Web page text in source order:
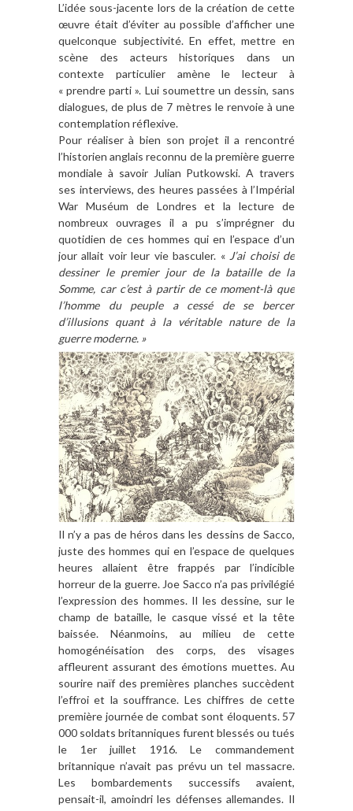
L’idée sous-jacente lors de la création de cette
œuvre était d’éviter au possible d’afficher une
quelconque subjectivité. En effet, mettre en
scène des acteurs historiques dans un
contexte particulier amène le lecteur à
« prendre parti ». Lui soumettre un dessin, sans
dialogues, de plus de 7 mètres le renvoie à une
contemplation réflexive.
Pour réaliser à bien son projet il a rencontré
l’historien anglais reconnu de la première guerre
mondiale à savoir Julian Putkowski. A travers
ses interviews, des heures passées à l’Impérial
War Muséum de Londres et la lecture de
nombreux ouvrages il a pu s’imprégner du
quotidien de ces hommes qui en l’espace d’un
jour allait voir leur vie basculer. «J’ai choisi de
dessiner le premier jour de la bataille de la
Somme, car c’est à partir de ce moment-là que
l’homme du peuple a cessé de se bercer
d’illusions quant à la véritable nature de la
guerre moderne. »
Il n’y a pas de héros dans les dessins de Sacco,
juste des hommes qui en l’espace de quelques
heures allaient être frappés par l’indicible
horreur de la guerre. Joe Sacco n’a pas privilégié
l’expression des hommes. Il les dessine, sur le
champ de bataille, le casque vissé et la tête
baissée. Néanmoins, au milieu de cette
homogénéisation des corps, des visages
affleurent assurant des émotions muettes. Au
sourire naïf des premières planches succèdent
l’effroi et la souffrance. Les chiffres de cette
première journée de combat sont éloquents. 57
000 soldats britanniques furent blessés ou tués
le 1er juillet 1916. Le commandement
britannique n’avait pas prévu un tel massacre.
Les bombardements successifs avaient,
pensait-il, amoindri les défenses allemandes. Il